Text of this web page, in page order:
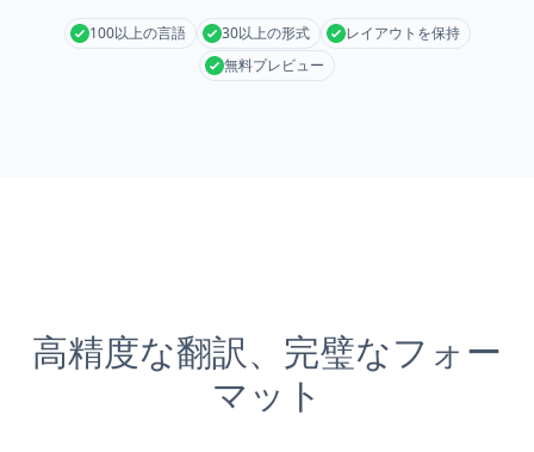
100以上の言語 30以上の形式
レイアウトを保持
無料プレビュー
高精度な翻訳、完璧なフォー
マット